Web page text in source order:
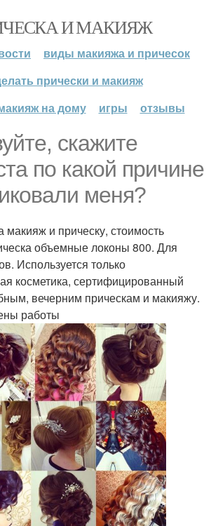
И МАКИЯЖ
виды макияжа и причесок
прически и макияж
на дому
игры отзывы
скажите
по какой причине
меня?
и прическу, стоимость
объемные локоны 800. Для
Используется только
косметика, сертифицированный
вечерним прическам и макияжу.
работы